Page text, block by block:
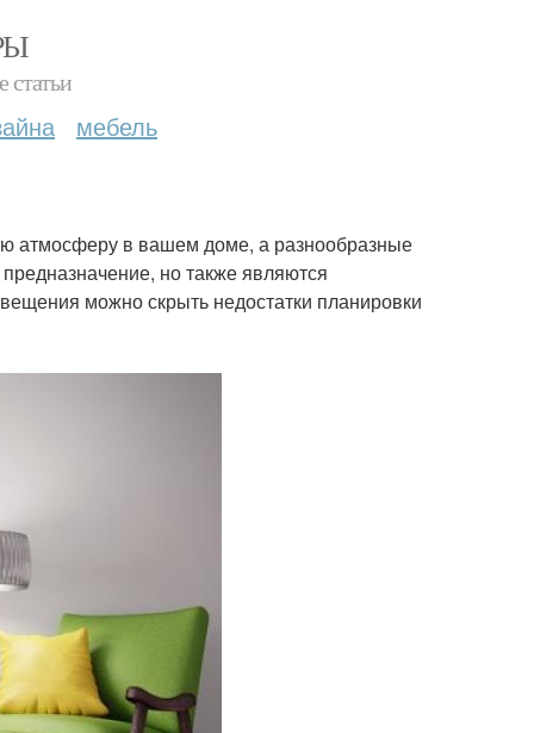
статьи
мебель
атмосферу в вашем доме, а разнообразные
но также являются
можно скрыть недостатки планировки